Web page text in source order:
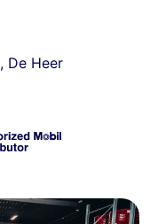
, De Heer